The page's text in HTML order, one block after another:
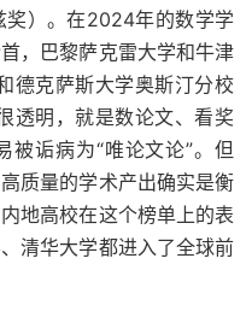
奖）。在2024年的数学学
，巴黎萨克雷大学和牛津
德克萨斯大学奥斯汀分校
透明，就是数论文、看奖
被诟病为“唯论文论”。但
质量的学术产出确实是衡
地高校在这个榜单上的表
清华大学都进入了全球前